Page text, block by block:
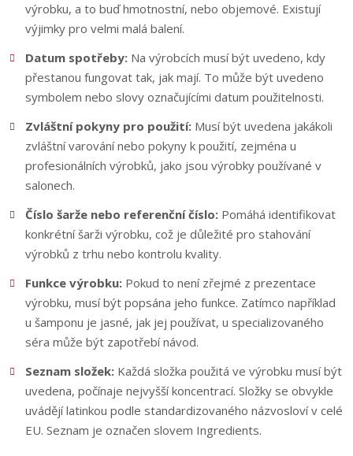
výrobku, a to buď hmotnostní, nebo objemové. Existují
výjimky pro velmi malá balení.
Datum spotřeby: Na výrobcích musí být uvedeno, kdy
přestanou fungovat tak, jak mají. To může být uvedeno
symbolem nebo slovy označujícími datum použitelnosti.
Zvláštní pokyny pro použití:Musí být uvedena jakákoli
zvláštní varování nebo pokyny k použití, zejména u
profesionálních výrobků, jako jsou výrobky používané v
salonech.
Číslo šarže nebo referenční číslo: Pomáhá identifikovat
konkrétní šarži výrobku, což je důležité pro stahování
výrobků z trhu nebo kontrolu kvality.
Funkce výrobku: Pokud to není zřejmé z prezentace
výrobku, musí být popsána jeho funkce. Zatímco například
u šamponu je jasné, jak jej používat, u specializovaného
séra může být zapotřebí návod.
Seznam složek:Každá složka použitá ve výrobku musí být
uvedena, počínaje nejvyšší koncentrací. Složky se obvykle
uvádějí latinkou podle standardizovaného názvosloví v celé
EU. Seznam je označen slovem Ingredients.